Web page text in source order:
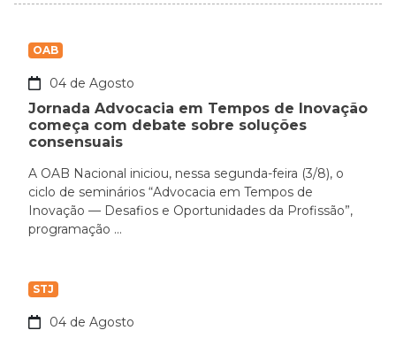
OAB
04 de Agosto
Jornada Advocacia em Tempos de Inovação
começa com debate sobre soluções
consensuais
A OAB Nacional iniciou, nessa segunda-feira (3/8), o
ciclo de seminários “Advocacia em Tempos de
Inovação — Desafios e Oportunidades da Profissão”,
programação ...
STJ
04 de Agosto